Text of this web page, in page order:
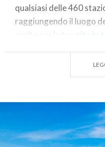
qualsiasi delle 460
raggiungendo il luogo
scelto per la tua
gita in
convenienti.